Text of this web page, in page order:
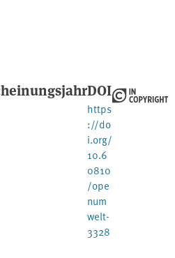
DOI
https
://do
i.org/
10.6
0810
/ope
num
welt-
3328